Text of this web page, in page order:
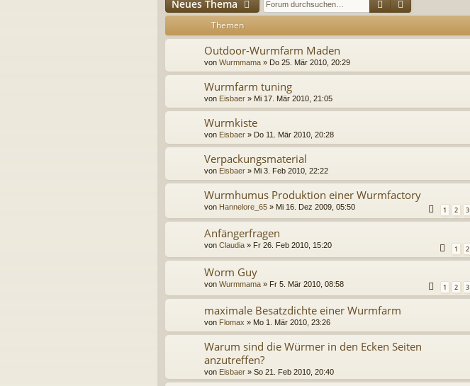
Neues Thema Suche
Themen
Outdoor-Wurmfarm Maden
von Wurmmama » Do 25. Mär 2010, 20:29
Wurmfarm tuning
von Eisbaer » Mi 17. Mär 2010, 21:05
Wurmkiste
von Eisbaer » Do 11. Mär 2010, 20:28
Verpackungsmaterial
von Eisbaer » Mi 3. Feb 2010, 22:22
Wurmhumus Produktion einer Wurmfactory
von Hannelore_65 » Mi 16. Dez 2009, 05:50 1 2 3
Anfängerfragen
von Claudia » Fr 26. Feb 2010, 15:20 1 2
Worm Guy
von Wurmmama » Fr 5. Mär 2010, 08:58 1 2 3
maximale Besatzdichte einer Wurmfarm
von Flomax » Mo 1. Mär 2010, 23:26
Warum sind die Würmer in den Ecken Seiten
anzutreffen?
von Eisbaer » So 21. Feb 2010, 20:40